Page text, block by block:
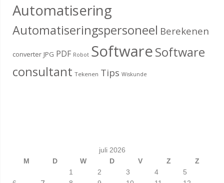
Automatisering
Automatiseringspersoneel Berekenen
converter JPG PDF Robot SoftwareSoftware
consultant Tekenen Tips Wiskunde
juli 2026
M
D W D V Z
Z
1
2 3 4
5